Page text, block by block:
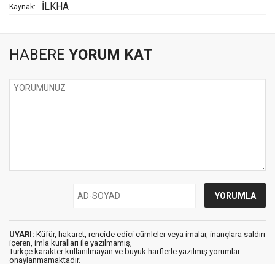
Kaynak: İLKHA
HABERE YORUM KAT
UYARI: Küfür, hakaret, rencide edici cümleler veya imalar, inançlara saldırı
içeren, imla kuralları ile yazılmamış,
Türkçe karakter kullanılmayan ve büyük harflerle yazılmış yorumlar
onaylanmamaktadır.